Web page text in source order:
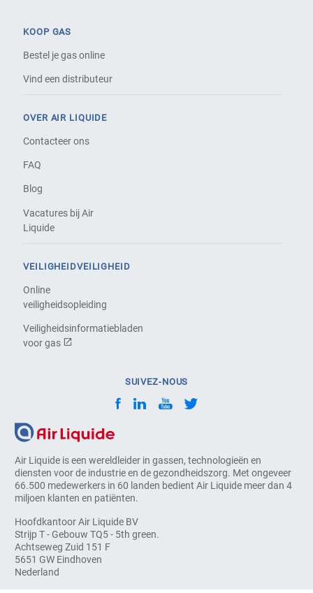
Air Liquide is een wereldleider in gassen, technologieën en
diensten voor de industrie en de gezondheidszorg. Met ongeveer
66.500 medewerkers in 60 landen bedient Air Liquide meer dan 4
miljoen klanten en patiënten.
Hoofdkantoor Air Liquide BV
Strijp T - Gebouw TQ5 - 5th green.
Achtseweg Zuid 151 F
5651 GW Eindhoven
Nederland
KOOP GAS
Bestel je gas online
Vind een distributeur
OVER AIR LIQUIDE
Contacteer ons
FAQ
Blog
Vacatures bij Air
Liquide
VEILIGHEIDVEILIGHEID
Online
veiligheidsopleiding
Veiligheidsinformatiebladen
voor gas
SUIVEZ-NOUS